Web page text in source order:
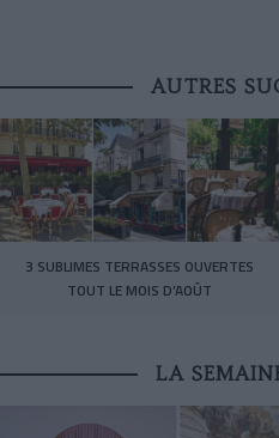
AUTRES
3 SUBLIMES TERRASSES OUVERTES
TOUT LE MOIS D’AOÛT
LA